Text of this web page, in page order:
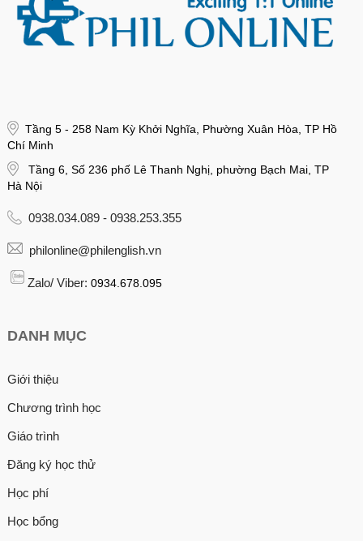
Tầng 5 - 258 Nam Kỳ Khởi Nghĩa, Phường Xuân Hòa, TP Hồ
Chí Minh
Tầng 6, Số 236 phố Lê Thanh Nghị, phường Bạch Mai, TP
Hà Nội
0938.034.089 - 0938.253.355
philonline@philenglish.vn
Zalo/ Viber: 0934.678.095
DANH MỤC
Giới thiệu
Chương trình học
Giáo trình
Đăng ký học thử
Học phí
Học bổng